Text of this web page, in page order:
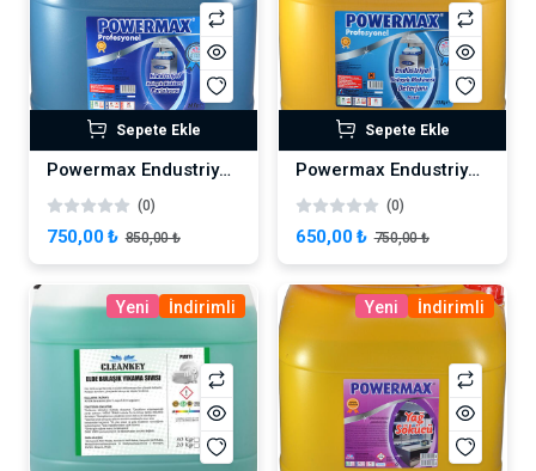
Sepete Ekle
Powermax Endustriyel Bulaşık Makinesi Parlatıcısı 30L
(0)
750,00 ₺ 850,00 ₺
Sepete Ekle
Powermax Endustriyel Bulaşık Makinesi Deterjanı 30L
(0)
650,00 ₺ 750,00 ₺
Yeni İndirimli Yeni İndirimli